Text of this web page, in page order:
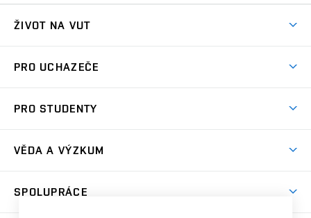
ŽIVOT NA VUT
Koleje
Sport na VUT
Brno
PRO UCHAZEČE
Dny otevřených dveří
Celoživotní vzdělávání
PRO STUDENTY
Harmonogram akademického roku
Závěrečné práce
Zpracování osobních údajů studentů
Sociální bezpečí
Studium bez bariér
VĚDA A VÝZKUM
SPOLUPRÁCE